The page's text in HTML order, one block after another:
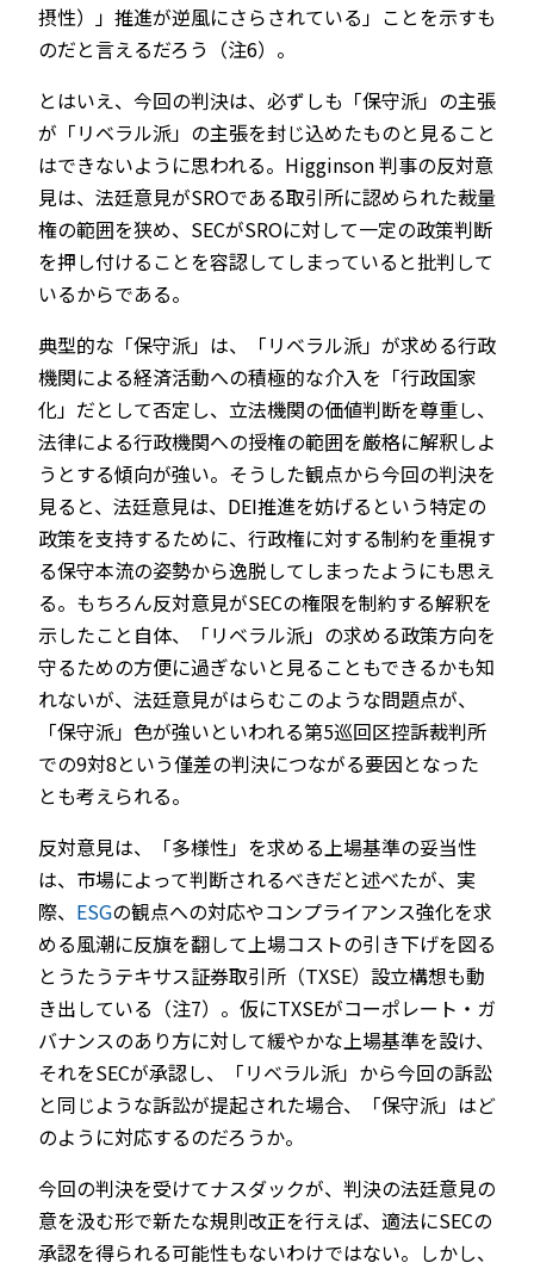
摂性）」推進が逆風にさらされている」ことを示すも
のだと言えるだろう（注6）。
とはいえ、今回の判決は、必ずしも「保守派」の主張
が「リベラル派」の主張を封じ込めたものと見ること
はできないように思われる。Higginson 判事の反対意
見は、法廷意見がSROである取引所に認められた裁量
権の範囲を狭め、SECがSROに対して一定の政策判断
を押し付けることを容認してしまっていると批判して
いるからである。
典型的な「保守派」は、「リベラル派」が求める行政
機関による経済活動への積極的な介入を「行政国家
化」だとして否定し、立法機関の価値判断を尊重し、
法律による行政機関への授権の範囲を厳格に解釈しよ
うとする傾向が強い。そうした観点から今回の判決を
見ると、法廷意見は、DEI推進を妨げるという特定の
政策を支持するために、行政権に対する制約を重視す
る保守本流の姿勢から逸脱してしまったようにも思え
る。もちろん反対意見がSECの権限を制約する解釈を
示したこと自体、「リベラル派」の求める政策方向を
守るための方便に過ぎないと見ることもできるかも知
れないが、法廷意見がはらむこのような問題点が、
「保守派」色が強いといわれる第5巡回区控訴裁判所
での9対8という僅差の判決につながる要因となった
とも考えられる。
反対意見は、「多様性」を求める上場基準の妥当性
は、市場によって判断されるべきだと述べたが、実
際、 ESGの観点への対応やコンプライアンス強化を求
める風潮に反旗を翻して上場コストの引き下げを図る
とうたうテキサス証券取引所（TXSE）設立構想も動
き出している（注7）。仮にTXSEがコーポレート・ガ
バナンスのあり方に対して緩やかな上場基準を設け、
それをSECが承認し、「リベラル派」から今回の訴訟
と同じような訴訟が提起された場合、「保守派」はど
のように対応するのだろうか。
今回の判決を受けてナスダックが、判決の法廷意見の
意を汲む形で新たな規則改正を行えば、適法にSECの
承認を得られる可能性もないわけではない。しかし、